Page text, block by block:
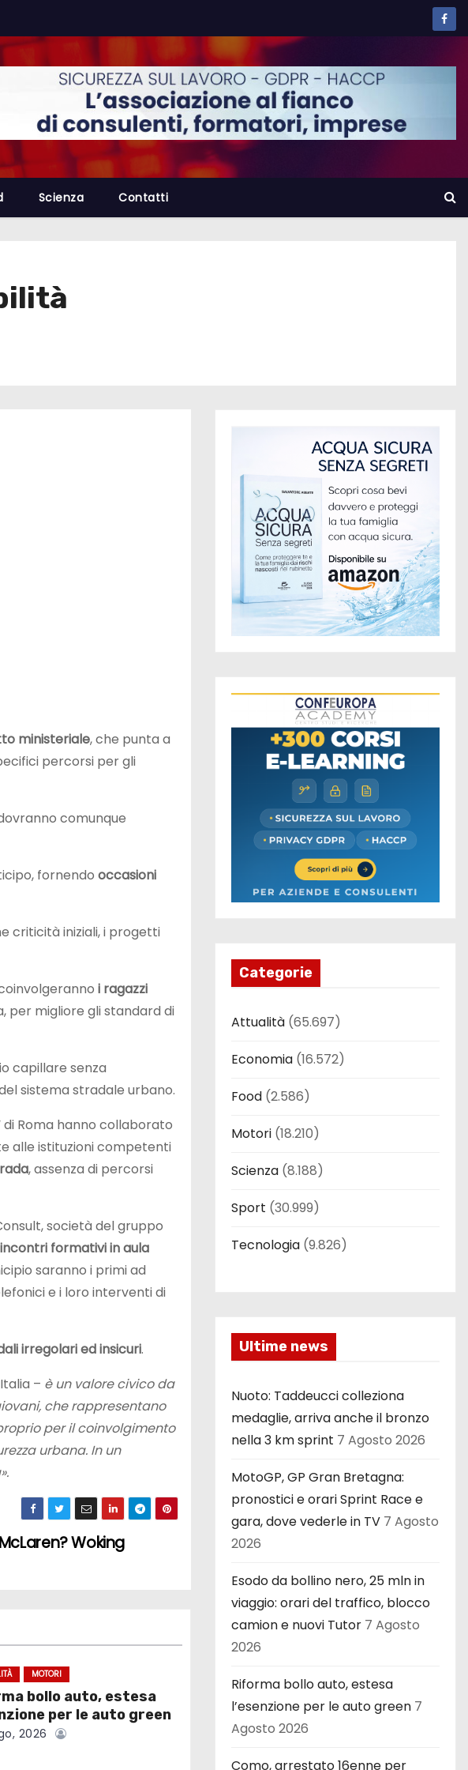
Scienza Contatti
ministeriale, che punta a
percorsi per gli
comunque
fornendo occasioni
criticità iniziali, i progetti
i ragazzi
per migliore gli standard di
capillare senza
sistema stradale urbano.
di Roma hanno collaborato
alle istituzioni competenti
, assenza di percorsi
società del gruppo
incontri formativi in aula
saranno i primi ad
e i loro interventi di
irregolari ed insicuri.
– è un valore civico da
che rappresentano
per il coinvolgimento
urbana. In un
Woking
MOTORI
bollo auto, estesa
per le auto green
2026
Categorie
Attualità (65.697)
Economia (16.572)
Food (2.586)
Motori (18.210)
Scienza (8.188)
Sport (30.999)
Tecnologia (9.826)
Ultime news
Nuoto: Taddeucci colleziona
medaglie, arriva anche il bronzo
nella 3 km sprint 7 Agosto 2026
MotoGP, GP Gran Bretagna:
pronostici e orari Sprint Race e
gara, dove vederle in TV 7 Agosto
2026
Esodo da bollino nero, 25 mln in
viaggio: orari del traffico, blocco
camion e nuovi Tutor 7 Agosto
2026
Riforma bollo auto, estesa
l’esenzione per le auto green 7
Agosto 2026
Como, arrestato 16enne per